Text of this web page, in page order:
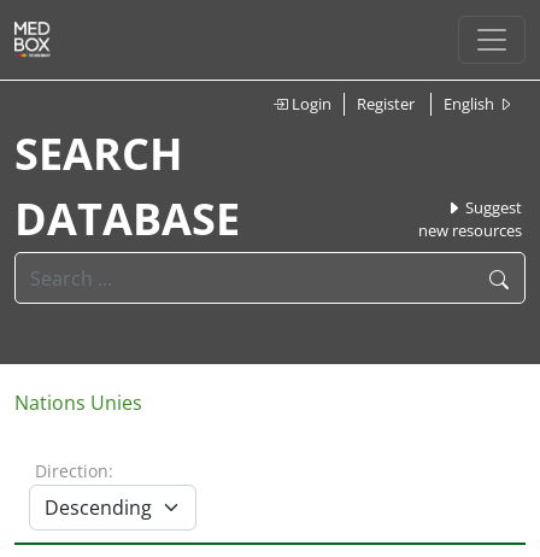
Login Register English
SEARCH
DATABASE
Suggest
new resources
Nations Unies
Direction: